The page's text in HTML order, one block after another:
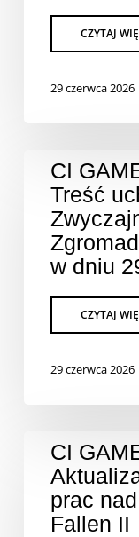
29 czerwca 2026
CI
Treść
w dniu
29 czerwca 2026
CI
prac
Fallen II